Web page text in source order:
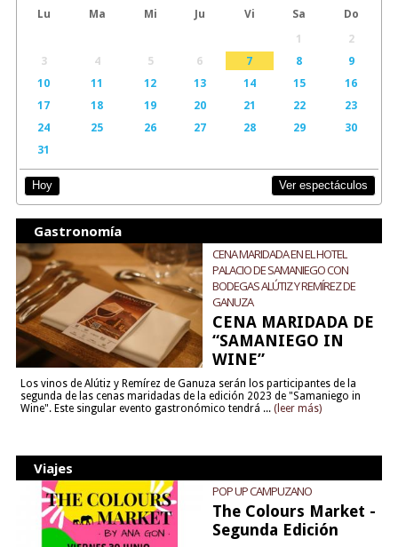
Lu Ma Mi Ju Vi Sa
Do
1
2
3
4 5 6 7 8
9
10
11 12 13 14 15
16
17
18 19 20 21 22
23
24
25 26 27 28 29
30
31
Hoy Ver espectáculos
Gastronomía
CENA MARIDADA EN EL HOTEL
PALACIO DE SAMANIEGO CON
BODEGAS ALÚTIZ Y REMÍREZ DE
GANUZA
CENA MARIDADA DE
“SAMANIEGO IN
WINE”
Los vinos de Alútiz y Remírez de Ganuza serán los participantes de la
segunda de las cenas maridadas de la edición 2023 de "Samaniego in
Wine". Este singular evento gastronómico tendrá ... (leer más)
Viajes
POP UP CAMPUZANO
The Colours Market -
Segunda Edición